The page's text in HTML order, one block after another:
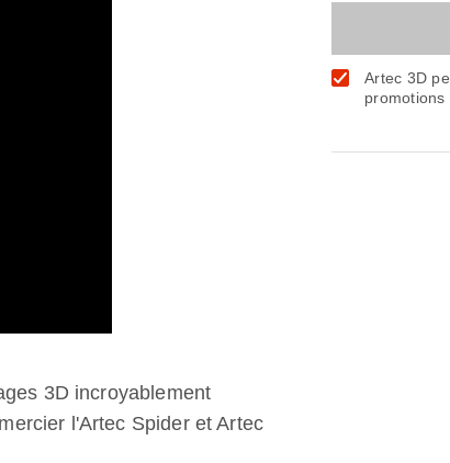
3D incroyablement
l'Artec Spider et Artec
Artec 3D
promotions